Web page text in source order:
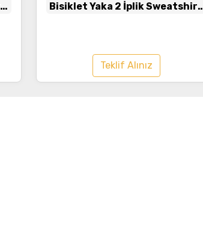
Bisiklet Yaka 2 İplik Sweatshirt
Teklif Alınız